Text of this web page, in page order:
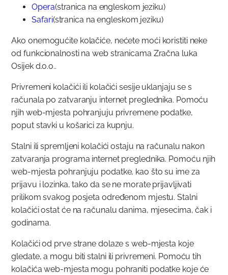
Opera(stranica na engleskom jeziku)
Safari(stranica na engleskom jeziku)
Ako onemogućite kolačiće, nećete moći koristiti neke
od funkcionalnosti na web stranicama Zračna luka
Osijek d.o.o..
Privremeni kolačići ili kolačići sesije uklanjaju se s
računala po zatvaranju internet preglednika. Pomoću
njih web-mjesta pohranjuju privremene podatke,
poput stavki u košarici za kupnju.
Stalni ili spremljeni kolačići ostaju na računalu nakon
zatvaranja programa internet preglednika. Pomoću njih
web-mjesta pohranjuju podatke, kao što su ime za
prijavu i lozinka, tako da se ne morate prijavljivati
prilikom svakog posjeta određenom mjestu. Stalni
kolačići ostat će na računalu danima, mjesecima, čak i
godinama.
Kolačići od prve strane dolaze s web-mjesta koje
gledate, a mogu biti stalni ili privremeni. Pomoću tih
kolačića web-mjesta mogu pohraniti podatke koje će